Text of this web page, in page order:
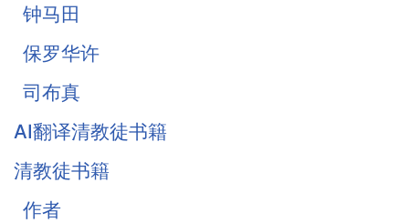
钟马田
保罗华许
司布真
AI翻译清教徒书籍
清教徒书籍
作者